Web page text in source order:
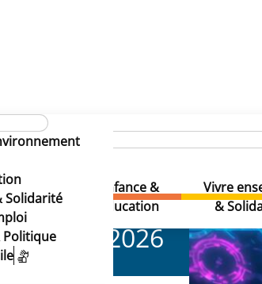
Solidarité
& Loisirs
Enfance &
Education
Vivre
&
2026